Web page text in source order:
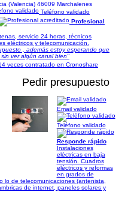
(Valencia) 46009 Marchalenes
Teléfono validado
Profesional
servicio 24 horas, técnicos
eléctricos y telecomunicación.
, además estoy esperando que
ver algún canal bien"
veces contratado en Cronoshare
Pedir presupuesto
Email validado
Teléfono validado
Responde rápido
Instalaciones
eléctricas en baja
tensión. Cuadros
eléctricos y reformas
en grados de
lo de telecomunicaciones (antenista,
de internet, paneles solares y